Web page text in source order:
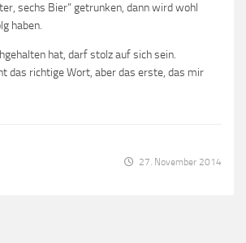
sechs Bier” getrunken, dann wird wohl
haben.
hat, darf stolz auf sich sein.
das richtige Wort, aber das erste, das mir
27. November 2014